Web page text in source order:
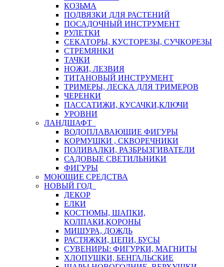
КОЗЬМА
ПОДВЯЗКИ ДЛЯ РАСТЕНИЙ
ПОСАДОЧНЫЙ ИНСТРУМЕНТ
РУЛЕТКИ
СЕКАТОРЫ, КУСТОРЕЗЫ, СУЧКОРЕЗЫ
СТРЕМЯНКИ
ТАЧКИ
НОЖИ, ЛЕЗВИЯ
ТИТАНОВЫЙ ИНСТРУМЕНТ
ТРИМЕРЫ, ЛЕСКА ДЛЯ ТРИМЕРОВ
ЧЕРЕНКИ
ПАССАТИЖИ, КУСАЧКИ,КЛЮЧИ
УРОВНИ
ЛАНДШАФТ
ВОДОПЛАВАЮЩИЕ ФИГУРЫ
КОРМУШКИ , СКВОРЕЧНИКИ
ПОЛИВАЛКИ, РАЗБРЫЗГИВАТЕЛИ
САДОВЫЕ СВЕТИЛЬНИКИ
ФИГУРЫ
МОЮЩИЕ СРЕДСТВА
НОВЫЙ ГОД
ДЕКОР
ЕЛКИ
КОСТЮМЫ, ШАПКИ,
КОЛПАКИ,КОРОНЫ
МИШУРА, ДОЖДЬ
РАСТЯЖКИ, ЦЕПИ, БУСЫ
СУВЕНИРЫ: ФИГУРКИ, МАГНИТЫ
ХЛОПУШКИ, БЕНГАЛЬСКИЕ